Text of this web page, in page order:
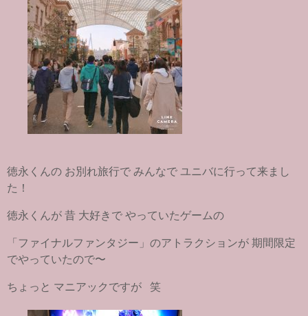
徳永くんの お別れ旅行で みんなで ユニバに行って来まし
た！
徳永くんが 昔 大好きで やっていたゲームの
「ファイナルファンタジー」のアトラクションが 期間限定
でやっていたので〜
ちょっと マニアックですが 笑